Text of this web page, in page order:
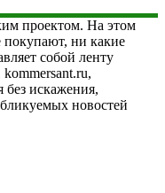
проектом. На этом
покупают, ни какие
собой ленту
искажения,
новостей